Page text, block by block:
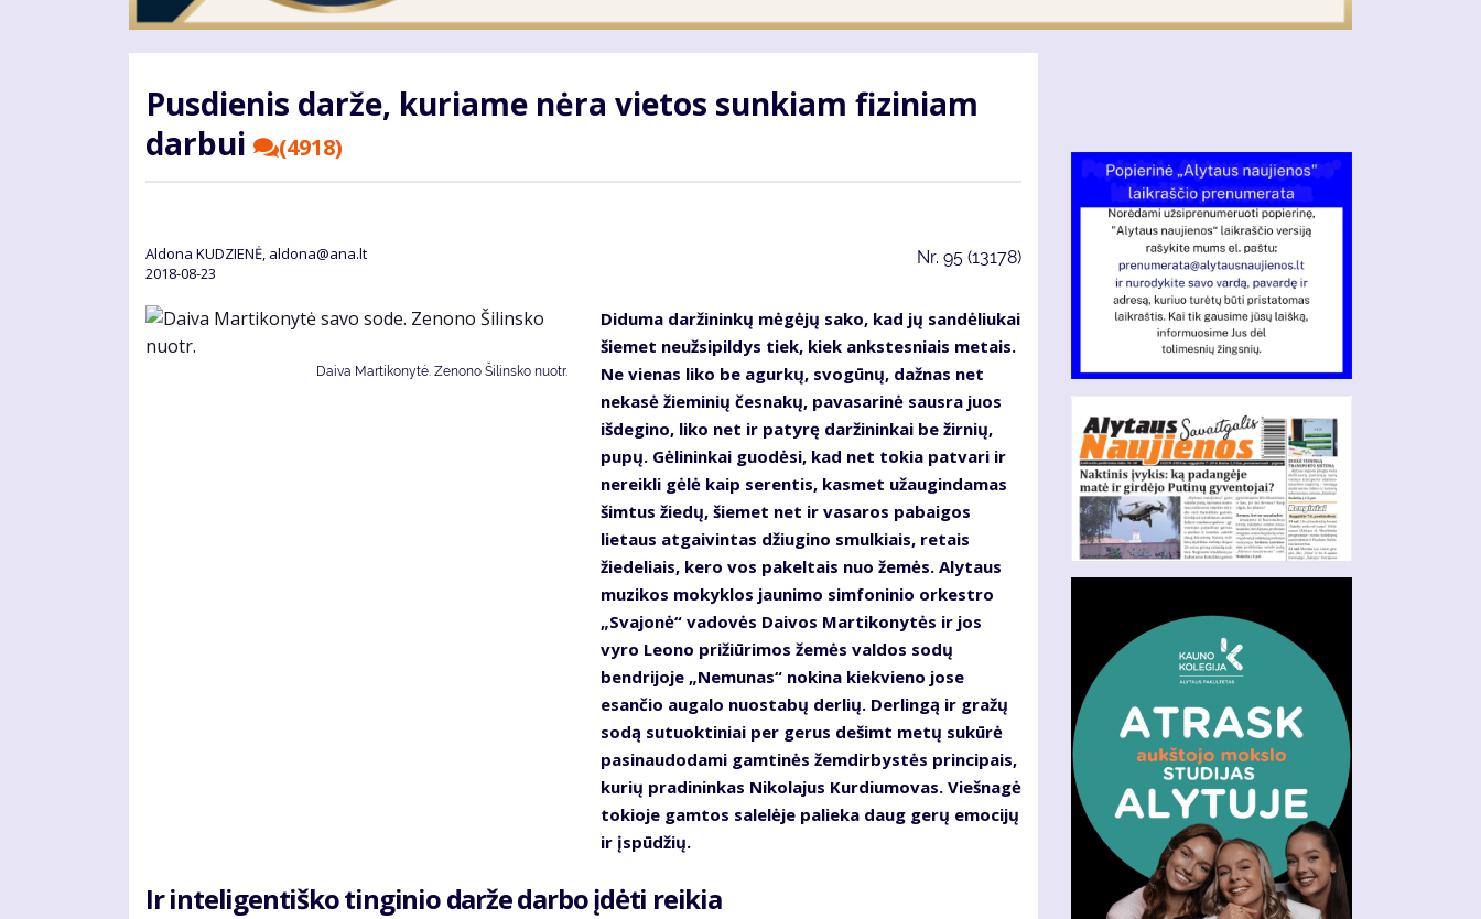
Pusdienis darže, kuriame nėra vietos sunkiam fiziniam
darbui
(4918)
Aldona KUDZIENĖ, aldona@ana.lt
2018-08-23
Nr. 95 (13178)
Daiva Martikonytė. Zenono Šilinsko nuotr.
Diduma daržininkų mėgėjų sako, kad jų sandėliukai
šiemet neužsipildys tiek, kiek ankstesniais metais.
Ne vienas liko be agurkų, svogūnų, dažnas net
nekasė žieminių česnakų, pavasarinė sausra juos
išdegino, liko net ir patyrę daržininkai be žirnių,
pupų. Gėlininkai guodėsi, kad net tokia patvari ir
nereikli gėlė kaip serentis, kasmet užaugindamas
šimtus žiedų, šiemet net ir vasaros pabaigos
lietaus atgaivintas džiugino smulkiais, retais
žiedeliais, kero vos pakeltais nuo žemės. Alytaus
muzikos mokyklos jaunimo simfoninio orkestro
„Svajonė“ vadovės Daivos Martikonytės ir jos
vyro Leono prižiūrimos žemės valdos sodų
bendrijoje „Nemunas“ nokina kiekvieno jose
esančio augalo nuostabų derlių. Derlingą ir gražų
sodą sutuoktiniai per gerus dešimt metų sukūrė
pasinaudodami gamtinės žemdirbystės principais,
kurių pradininkas Nikolajus Kurdiumovas. Viešnagė
tokioje gamtos salelėje palieka daug gerų emocijų
ir įspūdžių.
Ir inteligentiško tinginio darže darbo įdėti reikia